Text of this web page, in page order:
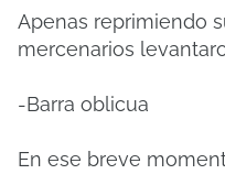
Apenas reprimiendo
mercenarios
-Barra oblicua
En ese breve